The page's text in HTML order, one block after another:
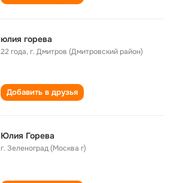
юлия горева
22 года,г. Дмитров (Дмитровский район)
Добавить в друзья
Юлия Горева
г. Зеленоград (Москва г)